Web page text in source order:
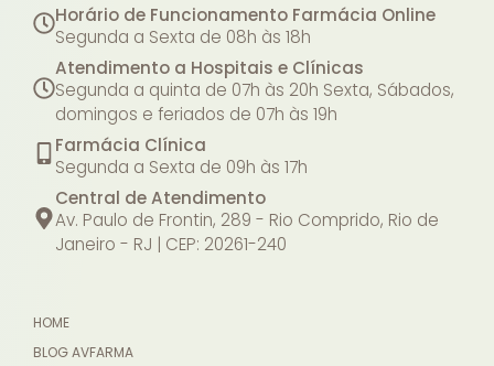
Horário de Funcionamento Farmácia Online
Segunda a Sexta de 08h às 18h
Atendimento a Hospitais e Clínicas
Segunda a quinta de 07h às 20h Sexta, Sábados,
domingos e feriados de 07h às 19h
Farmácia Clínica
Segunda a Sexta de 09h às 17h
Central de Atendimento
Av. Paulo de Frontin, 289 - Rio Comprido, Rio de
Janeiro - RJ | CEP: 20261-240
HOME
BLOG AVFARMA